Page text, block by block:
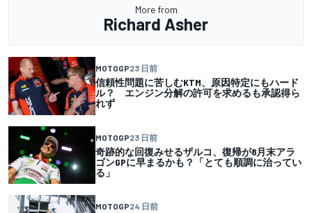
More from
Richard Asher
MOTOGP23 日前
信頼性問題に苦しむKTM、原因特定にもハード
ル？ エンジン分解の許可を求めるも承認得ら
れず
MOTOGP23 日前
奇跡的な回復みせるザルコ、復帰が8月末アラ
ゴンGPに早まるかも？「とても順調に治ってい
る」
MOTOGP24 日前